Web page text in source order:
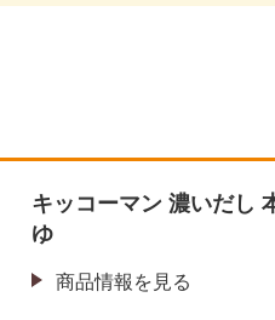
キッコーマン 濃いだし
ゆ
商品情報を見る